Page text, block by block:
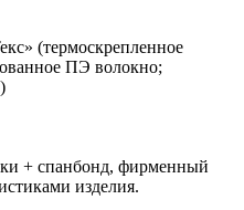
(термоскрепленное
ПЭ волокно;
+ спанбонд, фирменный
изделия.